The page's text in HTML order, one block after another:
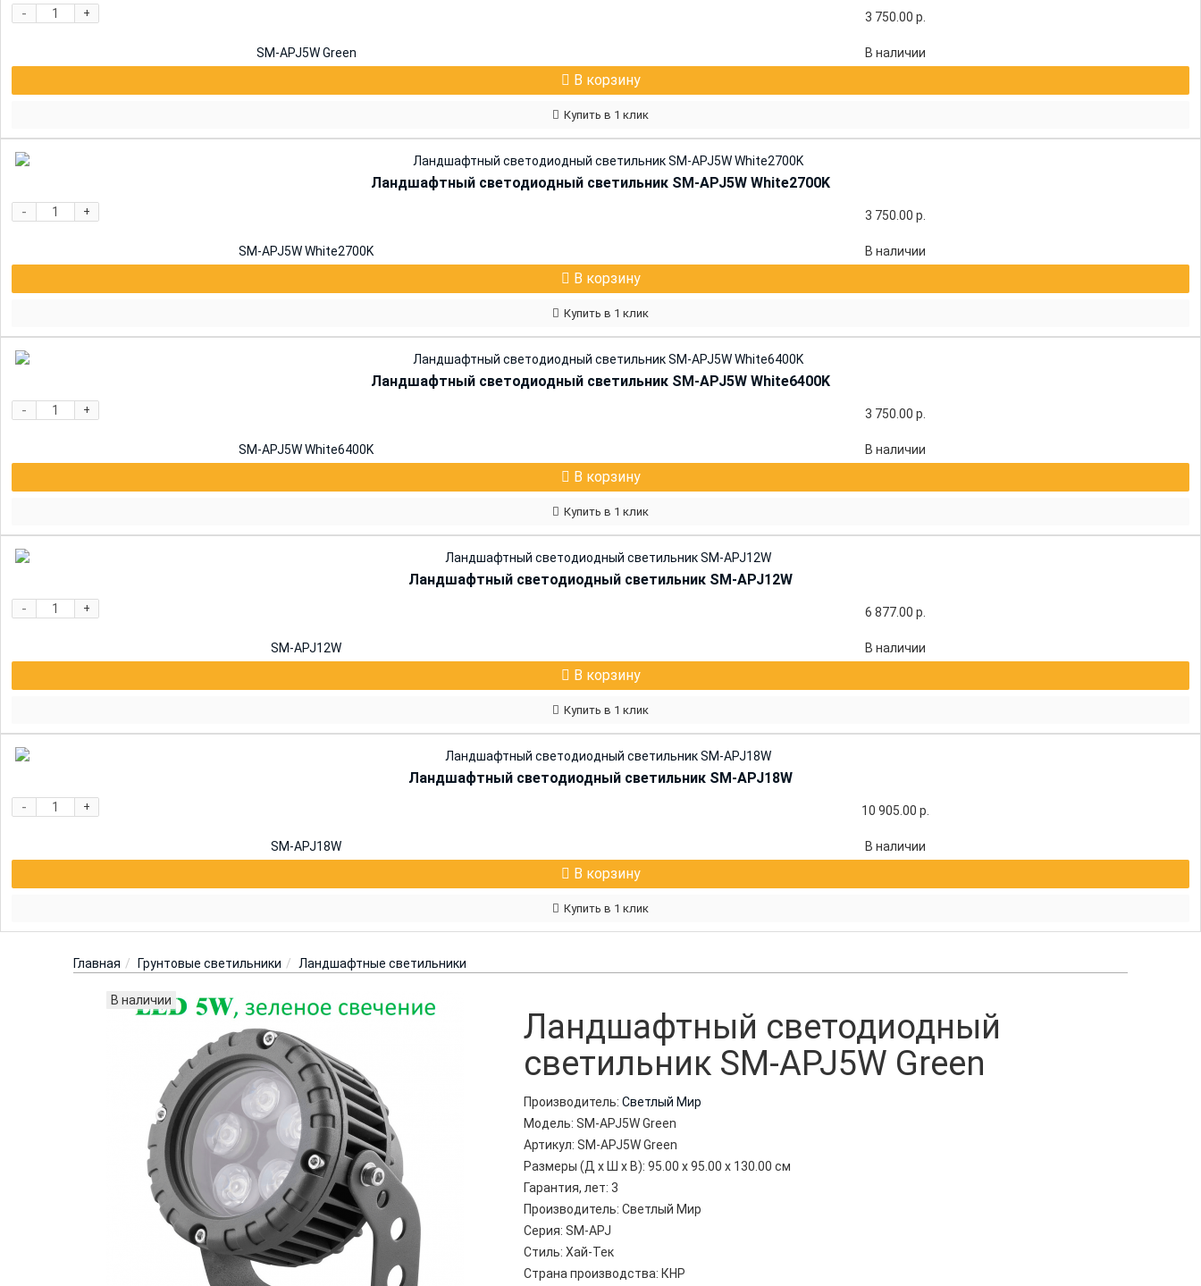
- + 3 750.00 р.
SM-APJ5W Green В наличии
В корзину
Купить в 1 клик
Ландшафтный светодиодный светильник SM-APJ5W White2700K
- + 3 750.00 р.
SM-APJ5W White2700K В наличии
В корзину
Купить в 1 клик
Ландшафтный светодиодный светильник SM-APJ5W White6400K
- + 3 750.00 р.
SM-APJ5W White6400K В наличии
В корзину
Купить в 1 клик
Ландшафтный светодиодный светильник SM-APJ12W
- + 6 877.00 р.
SM-APJ12W В наличии
В корзину
Купить в 1 клик
Ландшафтный светодиодный светильник SM-APJ18W
- + 10 905.00 р.
SM-APJ18W В наличии
В корзину
Купить в 1 клик
Главная Грунтовые светильники Ландшафтные светильники
В наличии
Ландшафтный светодиодный
светильник SM-APJ5W Green
Производитель: Светлый Мир
Модель: SM-APJ5W Green
Артикул: SM-APJ5W Green
Размеры (Д x Ш x В): 95.00 x 95.00 x 130.00 см
Гарантия, лет: 3
Производитель: Светлый Мир
Серия: SM-APJ
Стиль: Хай-Тек
Страна производства: КНР